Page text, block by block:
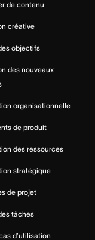
de contenu
créative
objectifs
des nouveaux
organisationnelle
de produit
des ressources
stratégique
de projet
tâches
d’utilisation